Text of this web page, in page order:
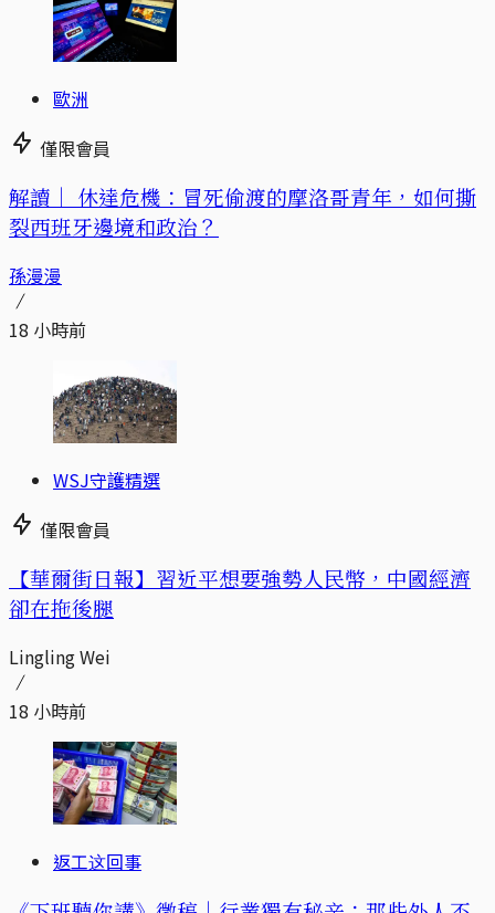
歐洲
僅限會員
解讀｜ 休達危機：冒死偷渡的摩洛哥青年，如何撕
裂西班牙邊境和政治？
孫漫漫
18 小時前
WSJ守護精選
僅限會員
【華爾街日報】習近平想要強勢人民幣，中國經濟
卻在拖後腿
Lingling Wei
18 小時前
返工这回事